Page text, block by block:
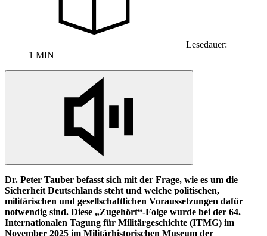
Lesedauer:
1 MIN
Dr. Peter Tauber befasst sich mit der Frage, wie es um die
Sicherheit Deutschlands steht und welche politischen,
militärischen und gesellschaftlichen Voraussetzungen dafür
notwendig sind. Diese „Zugehört“-Folge wurde bei der 64.
Internationalen Tagung für Militärgeschichte (ITMG) im
November 2025 im Militärhistorischen Museum der